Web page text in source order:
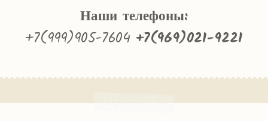
Наши телефоны:
+7(999)905-7604 +7(969)021-9221